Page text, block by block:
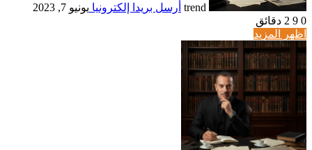
trend أرسل بريدا إلكترونيا يونيو 7, 2023
0
2 دقائق
اظهر المزيد